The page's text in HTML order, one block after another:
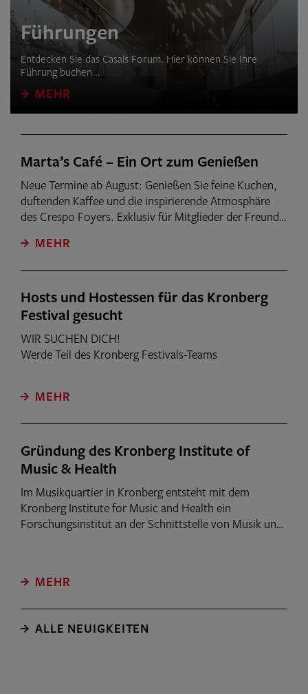
Führungen
Entdecken Sie das Casals Forum. Hier können Sie Ihre
Führung buchen...
MEHR
Marta’s Café – Ein Ort zum Genießen
Neue Termine ab August: Genießen Sie feine Kuchen,
duftenden Kaffee und die inspirierende Atmosphäre
des Crespo Foyers. Exklusiv für Mitglieder der Freunde
Ort für besondere Momente voller Genuss und
MEHR
Hosts und Hostessen für das Kronberg
Festival gesucht
WIR SUCHEN DICH!
Werde Teil des Kronberg Festivals-Teams
MEHR
Gründung des Kronberg Institute of
Music & Health
Im Musikquartier in Kronberg entsteht mit dem
Kronberg Institute for Music and Health ein
Forschungsinstitut an der Schnittstelle von Musik und
realen Konzertbedingungen ermöglichen soll.
MEHR
ALLE NEUIGKEITEN